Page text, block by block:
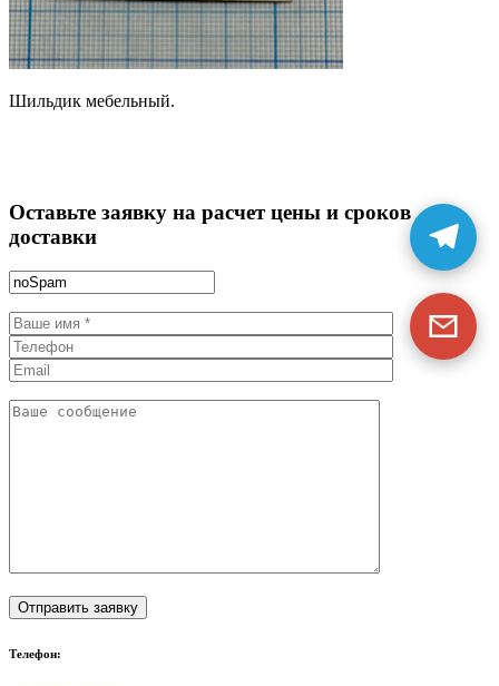
Шильдик мебельный.
Оставьте заявку на расчет цены и сроков
доставки
Телефон: